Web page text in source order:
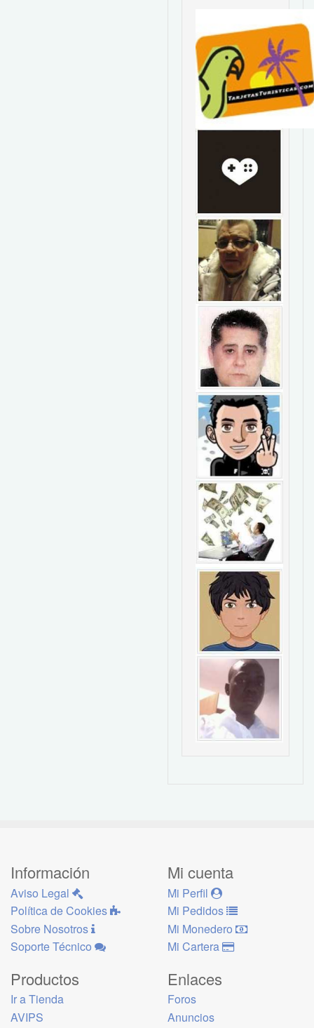
Información
Aviso Legal
Política de Cookies
Sobre Nosotros
Soporte Técnico
Mi cuenta
Mi Perfil
Mi Pedidos
Mi Monedero
Mi Cartera
Productos
Ir a Tienda
AVIPS
Enlaces
Foros
Anuncios